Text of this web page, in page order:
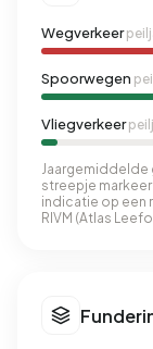
Wegverkeer
Spoorwegen
Vliegverkeer
Jaargemiddelde
streepje
indicatie op een
RIVM (Atlas